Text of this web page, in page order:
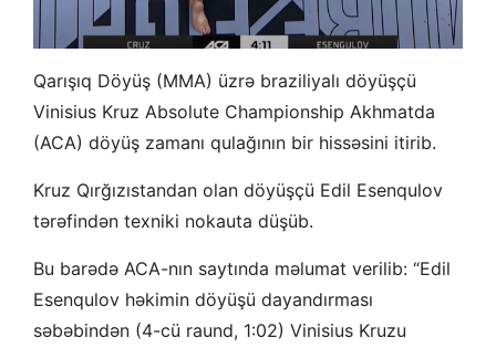
Qarışıq Döyüş (MMA) üzrə braziliyalı döyüşçü
Vinisius Kruz Absolute Championship Akhmatda
(ACA) döyüş zamanı qulağının bir hissəsini itirib.
Kruz Qırğızıstandan olan döyüşçü Edil Esenqulov
tərəfindən texniki nokauta düşüb.
Bu barədə ACA-nın saytında məlumat verilib: “Edil
Esenqulov həkimin döyüşü dayandırması
səbəbindən (4-cü raund, 1:02) Vinisius Kruzu